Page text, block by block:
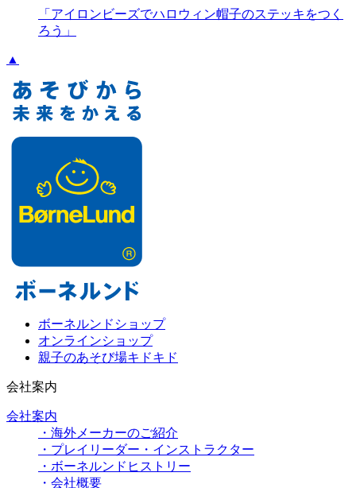
「アイロンビーズでハロウィン帽子のステッキをつく
ろう」
▲
ボーネルンドショップ
オンラインショップ
親子のあそび場キドキド
会社案内
会社案内
・海外メーカーのご紹介
・プレイリーダー・インストラクター
・ボーネルンドヒストリー
・会社概要